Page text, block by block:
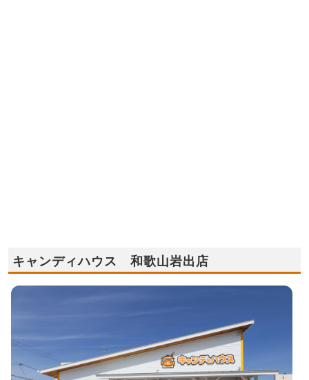
キャンディハウス 和歌山岩出店